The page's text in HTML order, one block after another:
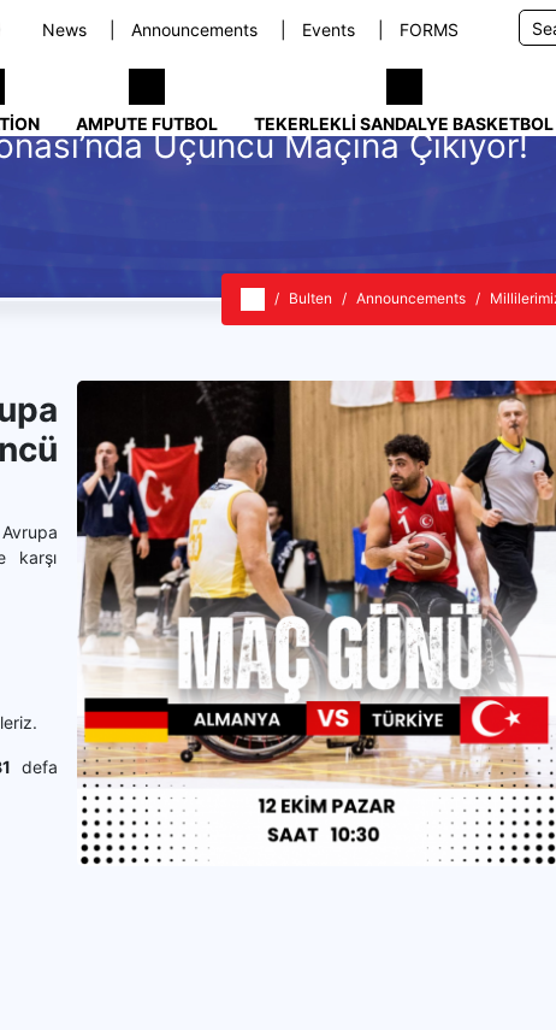
News Announcements Events FORMS
AMPUTE FUTBOL TEKERLEKLI SANDALYE BASKETBOL
Üçüncü Maçına Çıkıyor!
Bulten Announcements
karşı
defa